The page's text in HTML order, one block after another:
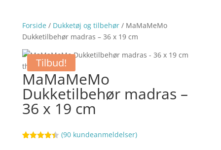
Forside/ Dukketøj og tilbehør/ MaMaMeMo
Dukketilbehør madras – 36 x 19 cm
Tilbud!
MaMaMeMo
Dukketilbehør madras –
36 x 19 cm
(90 kundeanmeldelser)